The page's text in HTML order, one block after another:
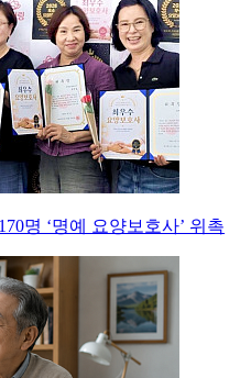
명 ‘명예 요양보호사’ 위촉